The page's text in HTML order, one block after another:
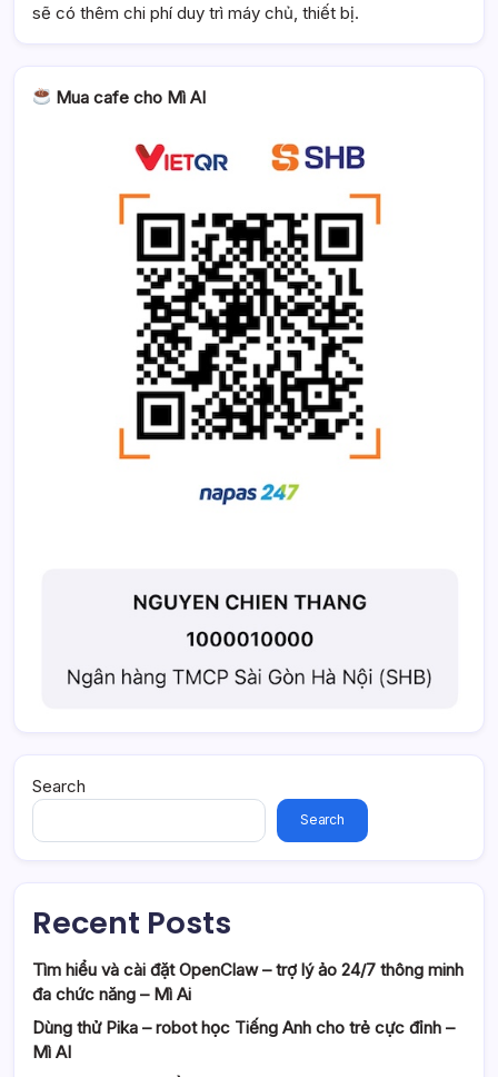
sẽ có thêm chi phí duy trì máy chủ, thiết bị.
Mua cafe cho Mì AI
Search
Search
Recent Posts
Tìm hiểu và cài đặt OpenClaw – trợ lý ảo 24/7 thông minh
đa chức năng – Mì Ai
Dùng thử Pika – robot học Tiếng Anh cho trẻ cực đỉnh –
Mì AI